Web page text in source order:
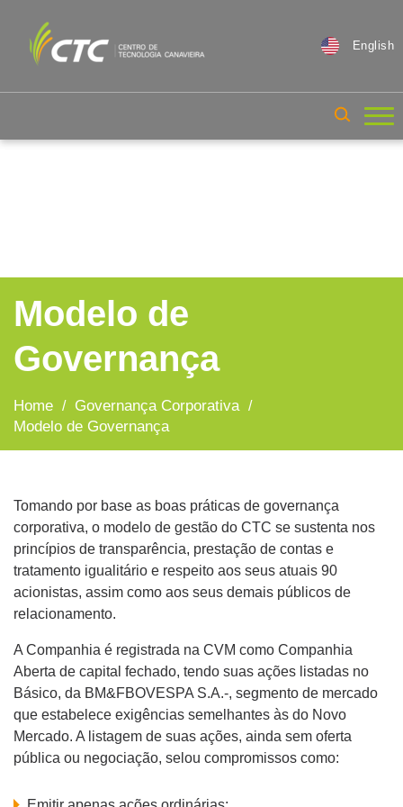
English
Modelo de
Governança
Home Governança Corporativa
Modelo de Governança
Tomando por base as boas práticas de governança
corporativa, o modelo de gestão do CTC se sustenta
nos princípios de transparência, prestação de contas
e tratamento igualitário e respeito aos seus atuais
90 acionistas, assim como aos seus demais públicos
de relacionamento.
A Companhia é registrada na CVM como
Companhia Aberta de capital fechado, tendo suas
ações listadas no Básico, da BM&FBOVESPA S.A.-,
segmento de mercado que estabelece exigências
semelhantes às do Novo Mercado. A listagem de
suas ações, ainda sem oferta pública ou negociação,